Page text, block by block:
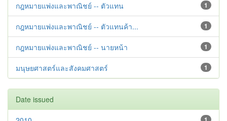
1
กฎหมายแพ่งและพาณิชย์ -- ตัวแทน
1
กฎหมายแพ่งและพาณิชย์ -- ตัวแทนค้า...
1
กฎหมายแพ่งและพาณิชย์ -- นายหน้า
1
มนุษยศาสตร์และสังคมศาสตร์
Date issued